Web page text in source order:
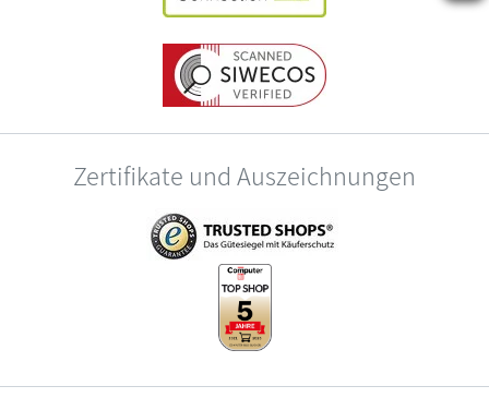
Zertifikate und Auszeichnungen